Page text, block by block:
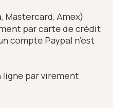
Mastercard, Amex)
par carte de crédit
compte Paypal n’est
par virement